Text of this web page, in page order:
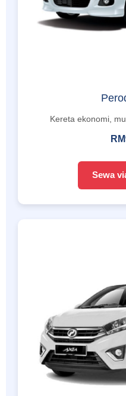
Kereta ekonomi,
Sewa